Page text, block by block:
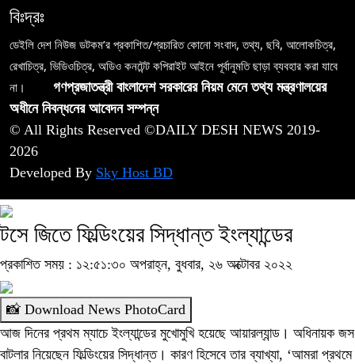
বিঃদ্রঃ
ডেইলি দেশ নিউজ ডটকম’র প্রকাশিত/প্রচারিত কোনো সংবাদ, তথ্য, ছবি, আলোকচিত্র,
রেখাচিত্র, ভিডিওচিত্র, অডিও কনটেন্ট কপিরাইট আইনে পূর্বানুমতি ছাড়া ব্যবহার করা যাবে
না।
গণপ্রজাতন্ত্রী বাংলাদেশ সরকারের নিয়ম মেনে তথ্য মন্ত্রণালয়ের
অধীনে নিবন্ধনের আবেদন সম্পন্ন
© All Rights Reserved ©DAILY DESH NEWS 2019-
2026
Developed By Sky Host BD
টসে জিতে ফিল্ডিংয়ের সিদ্ধান্ত ইংল্যান্ডের
প্রকাশিত সময় : ১২:৫১:৩০ অপরাহ্ন, বুধবার, ২৬ অক্টোবর ২০২২
📸 Download News PhotoCard
আজ দিনের প্রথম ম্যাচে ইংল্যান্ডের মুখোমুখি হয়েছে আয়ারল্যান্ড। অধিনায়ক জস
বাটলার নিয়েছেন ফিল্ডিংয়ের সিদ্ধান্ত। কারণ হিসেবে তার ব্যাখ্যা, ‘আমরা প্রথমে